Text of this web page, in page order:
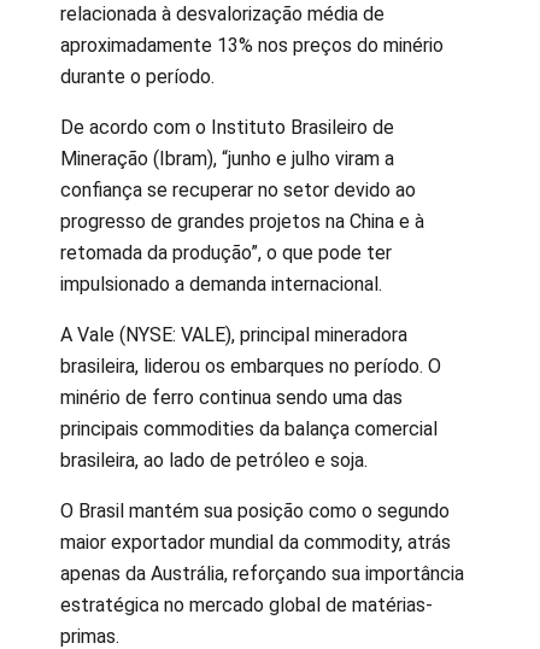
relacionada à desvalorização média de
aproximadamente 13% nos preços do minério
durante o período.
De acordo com o Instituto Brasileiro de
Mineração (Ibram), “junho e julho viram a
confiança se recuperar no setor devido ao
progresso de grandes projetos na China e à
retomada da produção”, o que pode ter
impulsionado a demanda internacional.
A Vale (NYSE: VALE), principal mineradora
brasileira, liderou os embarques no período. O
minério de ferro continua sendo uma das
principais commodities da balança comercial
brasileira, ao lado de petróleo e soja.
O Brasil mantém sua posição como o segundo
maior exportador mundial da commodity, atrás
apenas da Austrália, reforçando sua importância
estratégica no mercado global de matérias-
primas.